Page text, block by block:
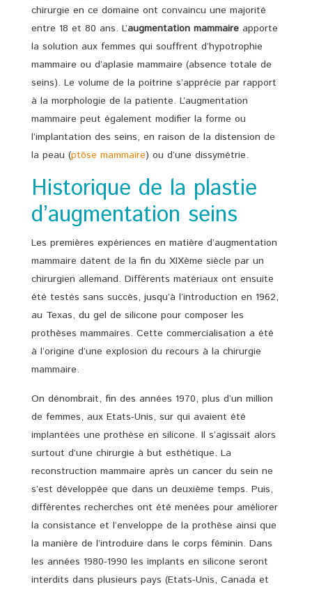
chirurgie en ce domaine ont convaincu une majorité
entre 18 et 80 ans. L’augmentation mammaire apporte
la solution aux femmes qui souffrent d’hypotrophie
mammaire ou d’aplasie mammaire (absence totale de
seins). Le volume de la poitrine s’apprécie par rapport
à la morphologie de la patiente. L’augmentation
mammaire peut également modifier la forme ou
l’implantation des seins, en raison de la distension de
la peau (ptôse mammaire) ou d’une dissymétrie.
Historique de la plastie
d’augmentation seins
Les premières expériences en matière d’augmentation
mammaire datent de la fin du XIXème siècle par un
chirurgien allemand. Différents matériaux ont ensuite
été testés sans succès, jusqu’à l’introduction en 1962,
au Texas, du gel de silicone pour composer les
prothèses mammaires. Cette commercialisation a été
à l’origine d’une explosion du recours à la chirurgie
mammaire.
On dénombrait, fin des années 1970, plus d’un million
de femmes, aux Etats-Unis, sur qui avaient été
implantées une prothèse en silicone. Il s’agissait alors
surtout d’une chirurgie à but esthétique. La
reconstruction mammaire après un cancer du sein ne
s’est développée que dans un deuxième temps. Puis,
différentes recherches ont été menées pour améliorer
la consistance et l’enveloppe de la prothèse ainsi que
la manière de l’introduire dans le corps féminin. Dans
les années 1980-1990 les implants en silicone seront
interdits dans plusieurs pays (Etats-Unis, Canada et